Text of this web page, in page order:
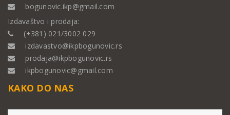
bogunovic.ikp@gmail.com
Izdavaštvo i prodaja:
(+381) 021/3002 029
izdavastvo@ikpbogunovic.rs
prodaja@ikpbogunovic.rs
ikpbogunovic@gmail.com
KAKO DO NAS